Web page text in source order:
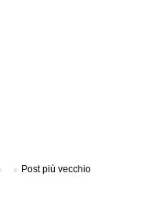
Post più vecchio